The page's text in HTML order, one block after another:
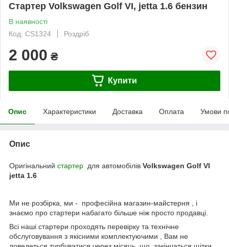
Стартер Volkswagen Golf VI, jetta 1.6 бензин
В наявності
Код: CS1324
Роздріб
2 000 ₴
Купити
Опис Характеристики Доставка Оплата Умови
Опис
Оригінальний стартер для автомобілів Volkswagen Golf VI
jetta 1.6
Ми не розбірка, ми - професійна магазин-майстерня , і
знаємо про стартери набагато більше ніж просто продавці.
Всі наші стартери проходять перевірку та технічне
обслуговування з якісними комплектуючими , Вам не